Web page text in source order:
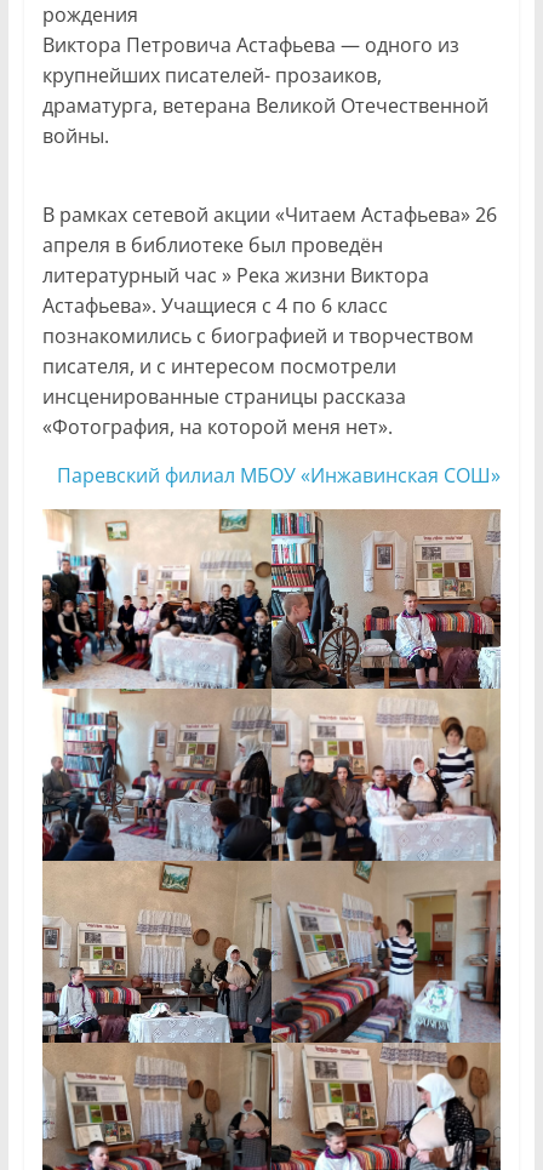
рождения
Виктора Петровича Астафьева — одного из
крупнейших писателей- прозаиков,
драматурга, ветерана Великой Отечественной
войны.
В рамках сетевой акции «Читаем Астафьева» 26
апреля в библиотеке был проведён
литературный час » Река жизни Виктора
Астафьева». Учащиеся с 4 по 6 класс
познакомились с биографией и творчеством
писателя, и с интересом посмотрели
инсценированные страницы рассказа
«Фотография, на которой меня нет».
Паревский филиал МБОУ «Инжавинская СОШ»